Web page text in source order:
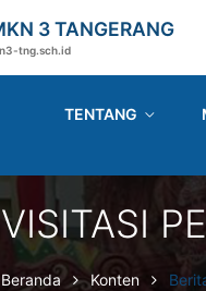
3 TANGERANG
tng.sch.id
TENTANG
VISITASI
Beranda Konten